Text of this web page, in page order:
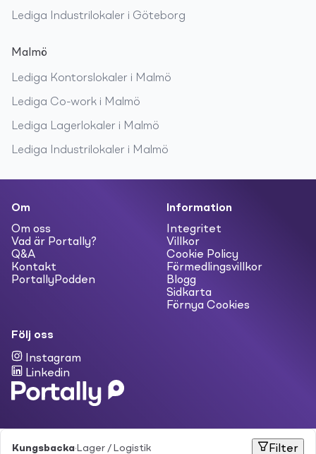
Lediga Industrilokaler i Göteborg
Malmö
Lediga Kontorslokaler i Malmö
Lediga Co-work i Malmö
Lediga Lagerlokaler i Malmö
Lediga Industrilokaler i Malmö
Om
Om oss
Vad är Portally?
Q&A
Kontakt
PortallyPodden
Information
Integritet
Villkor
Cookie Policy
Förmedlingsvillkor
Blogg
Sidkarta
Förnya Cookies
Följ oss
Instagram
Linkedin
Kungsbacka· Lager / Logistik Filter